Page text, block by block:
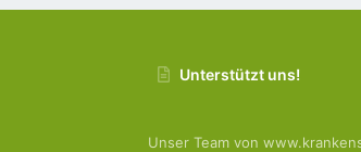
Unterstützt uns!
Unser Team von